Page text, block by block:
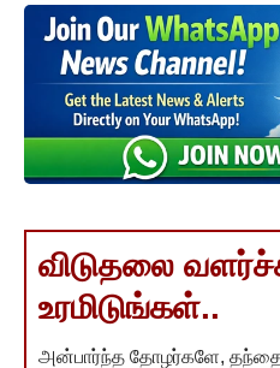
விடுதலை
உரமிடுங்கள்..
அன்பார்ந்த தோழர்களே, தந்தை